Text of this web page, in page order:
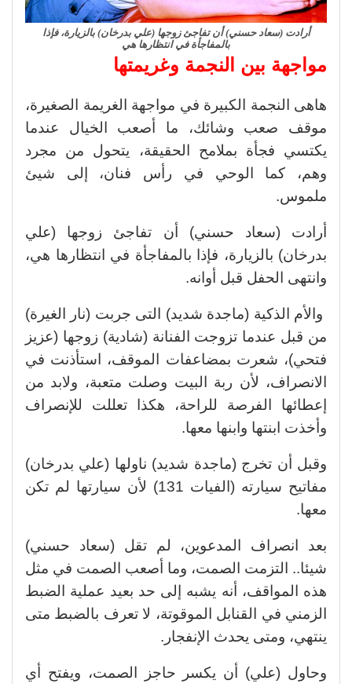
أرادت (سعاد حسني) أن تفاجئ زوجها (علي بدرخان) بالزيارة، فإذا
بالمفاجأة في انتظارها هي
مواجهة بين النجمة وغريمتها
هاهى النجمة الكبيرة في مواجهة الغريمة الصغيرة،
موقف صعب وشائك، ما أصعب الخيال عندما
يكتسي فجأة بملامح الحقيقة، يتحول من مجرد
وهم، كما الوحي في رأس فنان، إلى شيئ
ملموس.
أرادت (سعاد حسني) أن تفاجئ زوجها (علي
بدرخان) بالزيارة، فإذا بالمفاجأة في انتظارها هي،
وانتهى الحفل قبل أوانه.
والأم الذكية (ماجدة شديد) التى جربت (نار الغيرة)
من قبل عندما تزوجت الفنانة (شادية) زوجها (عزيز
فتحي)، شعرت بمضاعفات الموقف، استأذنت في
الانصراف، لأن ربة البيت وصلت متعبة، ولابد من
إعطائها الفرصة للراحة، هكذا تعللت للإنصراف
وأخذت ابنتها وابنها معها.
وقبل أن تخرج (ماجدة شديد) ناولها (علي بدرخان)
مفاتيح سيارته (الفيات 131) لأن سيارتها لم تكن
معها.
بعد انصراف المدعوين، لم تقل (سعاد حسني)
شيئا.. التزمت الصمت، وما أصعب الصمت في مثل
هذه المواقف، أنه يشبه إلى حد بعيد عملية الضبط
الزمني في القنابل الموقوتة، لا تعرف بالضبط متى
ينتهي، ومتى يحدث الإنفجار.
وحاول (علي) أن يكسر حاجز الصمت، ويفتح أي